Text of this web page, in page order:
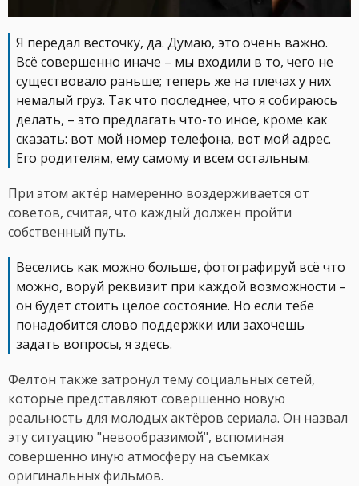
Я передал весточку, да. Думаю, это очень важно.
Всё совершенно иначе – мы входили в то, чего не
существовало раньше; теперь же на плечах у них
немалый груз. Так что последнее, что я собираюсь
делать, – это предлагать что-то иное, кроме как
сказать: вот мой номер телефона, вот мой адрес.
Его родителям, ему самому и всем остальным.
При этом актёр намеренно воздерживается от
советов, считая, что каждый должен пройти
собственный путь.
Веселись как можно больше, фотографируй всё что
можно, воруй реквизит при каждой возможности –
он будет стоить целое состояние. Но если тебе
понадобится слово поддержки или захочешь
задать вопросы, я здесь.
Фелтон также затронул тему социальных сетей,
которые представляют совершенно новую
реальность для молодых актёров сериала. Он назвал
эту ситуацию "невообразимой", вспоминая
совершенно иную атмосферу на съёмках
оригинальных фильмов.